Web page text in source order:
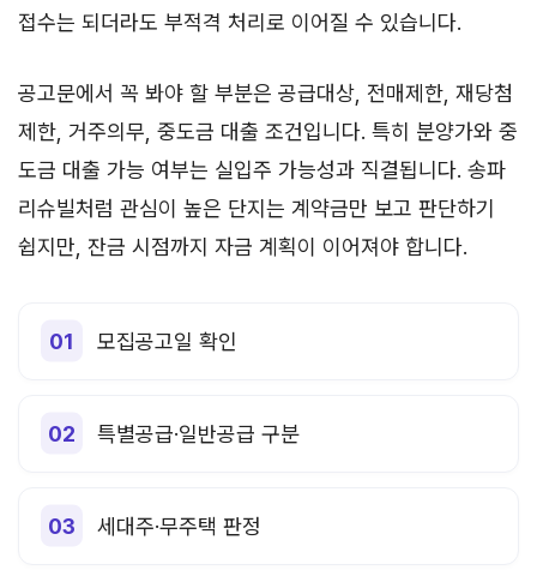
접수는 되더라도 부적격 처리로 이어질 수 있습니다.
공고문에서 꼭 봐야 할 부분은 공급대상, 전매제한, 재당첨
제한, 거주의무, 중도금 대출 조건입니다. 특히 분양가와 중
도금 대출 가능 여부는 실입주 가능성과 직결됩니다. 송파
리슈빌처럼 관심이 높은 단지는 계약금만 보고 판단하기
쉽지만, 잔금 시점까지 자금 계획이 이어져야 합니다.
모집공고일 확인
특별공급·일반공급 구분
세대주·무주택 판정